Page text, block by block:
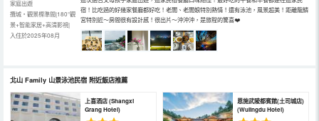
家庭出遊
攬城・觀景標準間|180°觀
景+智能家居+高清影視|
入住於2025年08月
宿！比吃過的好幾家餐廳都好吃！老闆、老闆娘特別熱情！還有泳池，風景超美！距離龍鱗
宮特別近～房間很有設計感！很出片～沖沖沖，是旅程的驚喜❤️
北山 Family 山景泳池民宿 附近飯店推薦
上喜酒店 (Shangxi
Grang Hotel)
恩施武陵都賓館(土司城店)
(Wulingdu Hotel)